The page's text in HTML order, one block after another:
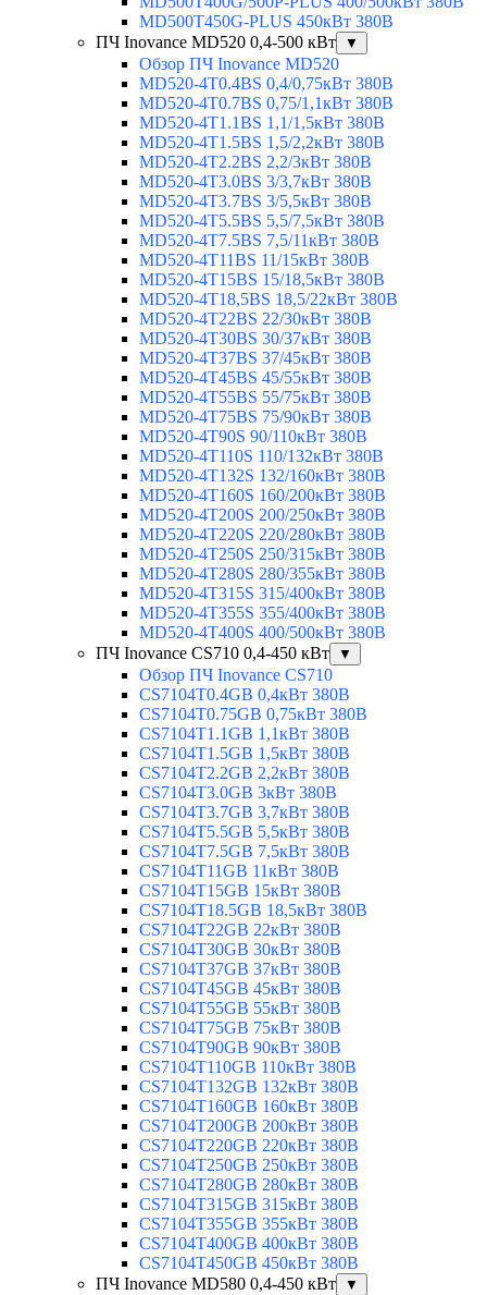
MD500T450G-PLUS 450кВт 380В
ПЧ Inovance MD520 0,4-500 кВт
▼
Обзор ПЧ Inovance MD520
MD520-4T0.4BS 0,4/0,75кВт 380В
MD520-4T0.7BS 0,75/1,1кВт 380В
MD520-4T1.1BS 1,1/1,5кВт 380В
MD520-4T1.5BS 1,5/2,2кВт 380В
MD520-4T2.2BS 2,2/3кВт 380В
MD520-4T3.0BS 3/3,7кВт 380В
MD520-4T3.7BS 3/5,5кВт 380В
MD520-4T5.5BS 5,5/7,5кВт 380В
MD520-4T7.5BS 7,5/11кВт 380В
MD520-4T11BS 11/15кВт 380В
MD520-4T15BS 15/18,5кВт 380В
MD520-4T18,5BS 18,5/22кВт 380В
MD520-4T22BS 22/30кВт 380В
MD520-4T30BS 30/37кВт 380В
MD520-4T37BS 37/45кВт 380В
MD520-4T45BS 45/55кВт 380В
MD520-4T55BS 55/75кВт 380В
MD520-4T75BS 75/90кВт 380В
MD520-4T90S 90/110кВт 380В
MD520-4T110S 110/132кВт 380В
MD520-4T132S 132/160кВт 380В
MD520-4T160S 160/200кВт 380В
MD520-4T200S 200/250кВт 380В
MD520-4T220S 220/280кВт 380В
MD520-4T250S 250/315кВт 380В
MD520-4T280S 280/355кВт 380В
MD520-4T315S 315/400кВт 380В
MD520-4T355S 355/400кВт 380В
MD520-4T400S 400/500кВт 380В
ПЧ Inovance CS710 0,4-450 кВт
▼
Обзор ПЧ Inovance CS710
CS7104T0.4GB 0,4кВт 380В
CS7104T0.75GB 0,75кВт 380В
CS7104T1.1GB 1,1кВт 380В
CS7104T1.5GB 1,5кВт 380В
CS7104T2.2GB 2,2кВт 380В
CS7104T3.0GB 3кВт 380В
CS7104T3.7GB 3,7кВт 380В
CS7104T5.5GB 5,5кВт 380В
CS7104T7.5GB 7,5кВт 380В
CS7104T11GB 11кВт 380В
CS7104T15GB 15кВт 380В
CS7104T18.5GB 18,5кВт 380В
CS7104T22GB 22кВт 380В
CS7104T30GB 30кВт 380В
CS7104T37GB 37кВт 380В
CS7104T45GB 45кВт 380В
CS7104T55GB 55кВт 380В
CS7104T75GB 75кВт 380В
CS7104T90GB 90кВт 380В
CS7104T110GB 110кВт 380В
CS7104T132GB 132кВт 380В
CS7104T160GB 160кВт 380В
CS7104T200GB 200кВт 380В
CS7104T220GB 220кВт 380В
CS7104T250GB 250кВт 380В
CS7104T280GB 280кВт 380В
CS7104T315GB 315кВт 380В
CS7104T355GB 355кВт 380В
CS7104T400GB 400кВт 380В
CS7104T450GB 450кВт 380В
ПЧ Inovance MD580 0,4-450 кВт
▼